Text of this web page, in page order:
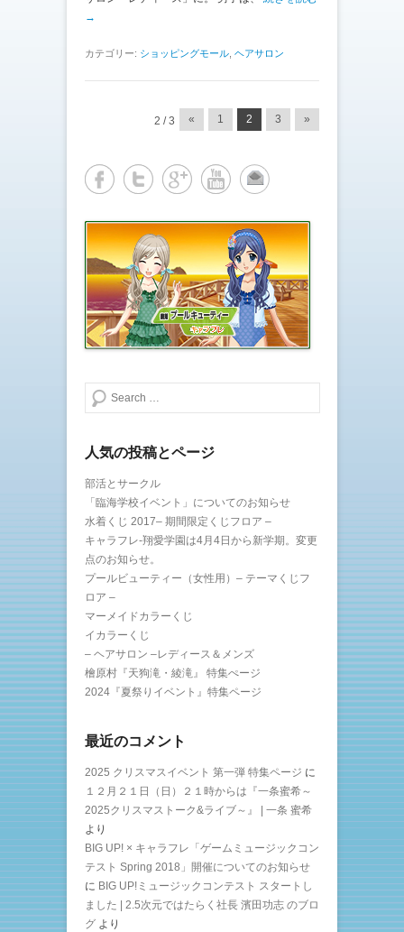
→
カテゴリー: ショッピングモール ヘアサロン
投稿ナビゲーション
2 / 3 « 1 2 3 »
検索する
人気の投稿とページ
部活とサークル
「臨海学校イベント」についてのお知らせ
水着くじ 2017– 期間限定くじフロア –
キャラフレ-翔愛学園は4月4日から新学期。変更
点のお知らせ。
プールビューティー（女性用）– テーマくじフ
ロア –
マーメイドカラーくじ
イカラーくじ
– ヘアサロン –レディース＆メンズ
檜原村『天狗滝・綾滝』 特集ぺージ
2024『夏祭りイベント』特集ページ
最近のコメント
2025 クリスマスイベント 第一弾 特集ページ に
１２月２１日（日）２１時からは『一条蜜希～
2025クリスマストーク&ライブ～』 | 一条 蜜希
より
BIG UP! × キャラフレ「ゲームミュージックコン
テスト Spring 2018」開催についてのお知らせ
に BIG UP!ミュージックコンテスト スタートし
ました | 2.5次元ではたらく社長 濱田功志 のブロ
グ より